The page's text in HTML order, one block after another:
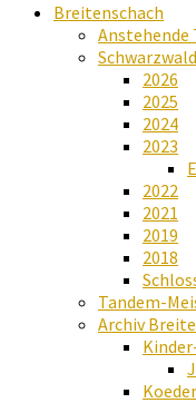
Breitenschach
Anstehende
2026
2025
2024
2023
2022
2021
2019
2018
Tandem-
Archiv